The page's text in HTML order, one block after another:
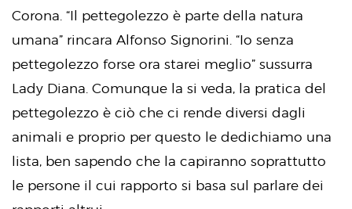
Corona. “Il pettegolezzo è parte della natura
umana” rincara Alfonso Signorini. “Io senza
pettegolezzo forse ora starei meglio” sussurra
Lady Diana. Comunque la si veda, la pratica del
pettegolezzo è ciò che ci rende diversi dagli
animali e proprio per questo le dedichiamo una
lista, ben sapendo che la capiranno soprattutto
le persone il cui rapporto si basa sul parlare dei